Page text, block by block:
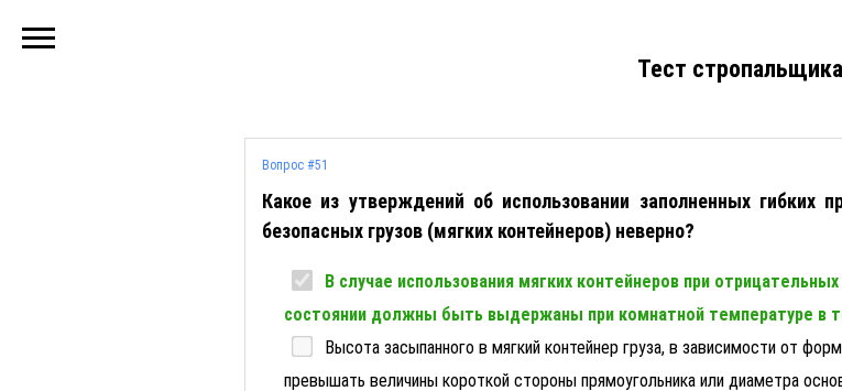
Тест стропальщика
Вопрос #51
Какое из утверждений об использовании заполненных гибких
безопасных грузов (мягких контейнеров) неверно?
В случае использования мягких контейнеров при
состоянии должны быть выдержаны при комнатной температуре в
Высота засыпанного в мягкий контейнер груза, в зависимости от
превышать величины короткой стороны прямоугольника или диаметра